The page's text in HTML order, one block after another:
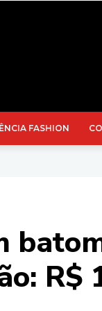
FASHION
R$